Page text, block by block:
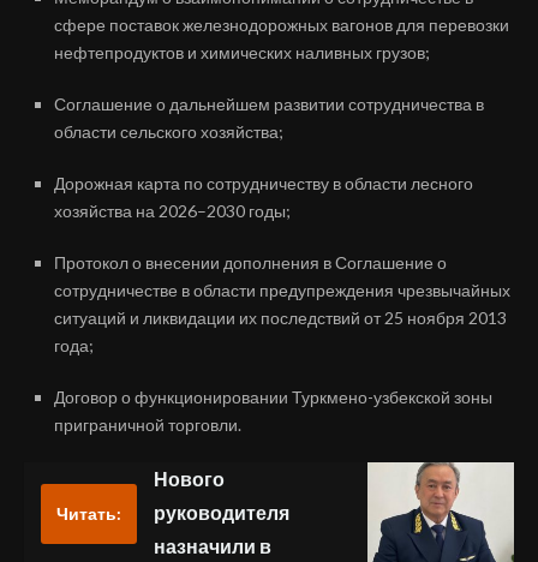
сфере поставок железнодорожных вагонов для перевозки
нефтепродуктов и химических наливных грузов;
Соглашение о дальнейшем развитии сотрудничества в
области сельского хозяйства;
Дорожная карта по сотрудничеству в области лесного
хозяйства на 2026–2030 годы;
Протокол о внесении дополнения в Соглашение о
сотрудничестве в области предупреждения чрезвычайных
ситуаций и ликвидации их последствий от 25 ноября 2013
года;
Договор о функционировании Туркмено-узбекской зоны
приграничной торговли.
Читать:
Нового
руководителя
назначили в